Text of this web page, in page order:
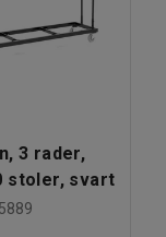
3 rader,
stoler, svart